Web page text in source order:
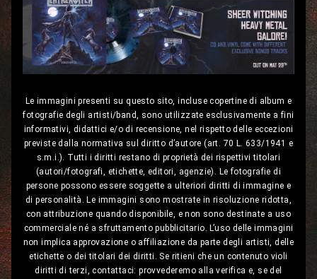
Le immagini presenti su questo sito, incluse copertine di album e
fotografie degli artisti/band, sono utilizzate esclusivamente a fini
informativi, didattici e/o di recensione, nel rispetto delle eccezioni
previste dalla normativa sul diritto d’autore (art. 70 L. 633/1941 e
s.m.i.). Tutti i diritti restano di proprietà dei rispettivi titolari
(autori/fotografi, etichette, editori, agenzie). Le fotografie di
persone possono essere soggette a ulteriori diritti di immagine e
di personalità. Le immagini sono mostrate in risoluzione ridotta,
con attribuzione quando disponibile, e non sono destinate a uso
commerciale né a sfruttamento pubblicitario. L’uso delle immagini
non implica approvazione o affiliazione da parte degli artisti, delle
etichette o dei titolari dei diritti. Se ritieni che un contenuto violi
diritti di terzi, contattaci: provvederemo alla verifica e, se del